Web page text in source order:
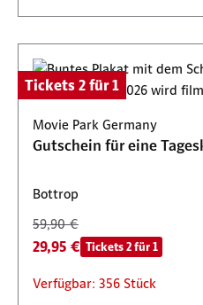
Tickets 2 für 1
Movie Park Germany
Gutschein für eine
Bottrop
59,90 €
29,95 € Tickets 2 für 1
Verfügbar: 356 Stück